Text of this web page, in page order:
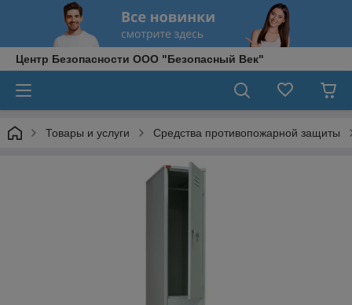
Центр Безопасности ООО "Безопасный Век"
Товары и услуги Средства противопожарной защиты